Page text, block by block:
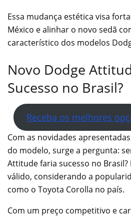
Essa mudança estética visa
México e alinhar o novo sedã
característico dos modelos
Novo Dodge
Sucesso no Brasil?
Receba os melhores
Com as novidades
do modelo, surge a pergunta:
Attitude faria sucesso no
válido, considerando a
como o Toyota Corolla no país.
Com um preço competitivo e